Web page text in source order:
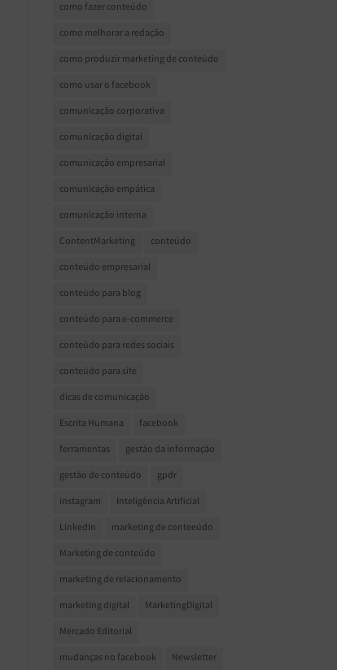
como fazer conteúdo
como melhorar a redação
como produzir marketing de conteúdo
como usar o facebook
comunicação corporativa
comunicação digital
comunicação empresarial
comunicação empática
comunicação interna
ContentMarketing
conteúdo
conteúdo empresarial
conteúdo para blog
conteúdo para e-commerce
conteúdo para redes sociais
conteúdo para site
dicas de comunicação
Escrita Humana
facebook
ferramentas
gestão da informação
gestão de conteúdo
gpdr
instagram
Inteligência Artificial
LinkedIn
marketing de conteeúdo
Marketing de conteúdo
marketing de relacionamento
marketing digital
MarketingDigital
Mercado Editorial
mudanças no facebook
Newsletter